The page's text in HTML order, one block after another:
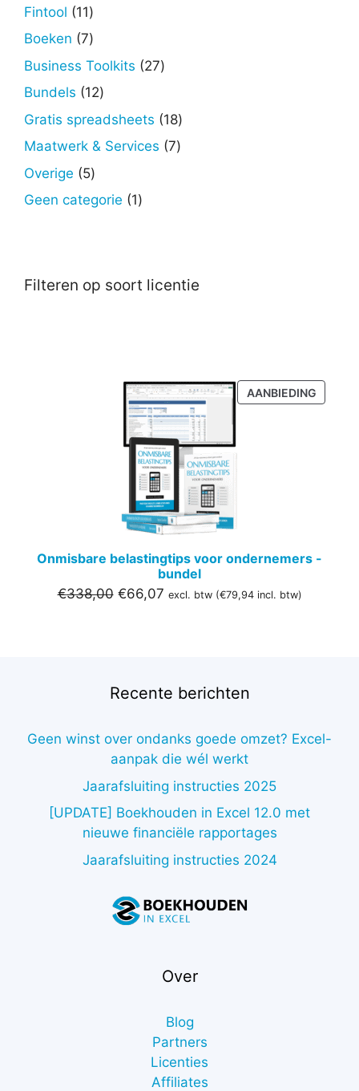
Fintool 1111
producten
Boeken 77
producten
Business Toolkits 2727
Bundels 1212
producten
Gratis spreadsheets 1818
producten
Maatwerk & Services 77
Overige 55
producten
Geen categorie 11
Filteren op soort licentie
AANBIEDING
IN
Onmisbare belastingtips voor ondernemers -
bundel
€338,00 Oorspronkelijke
€66,07Huidige
excl. btw (€79,94incl. btw)
Recente berichten
Geen winst over ondanks goede omzet? Excel-
aanpak die wél werkt
Jaarafsluiting instructies 2025
[UPDATE] Boekhouden in Excel 12.0 met
nieuwe financiële rapportages
Jaarafsluiting instructies 2024
Over
Blog
Partners
Licenties
Affiliates